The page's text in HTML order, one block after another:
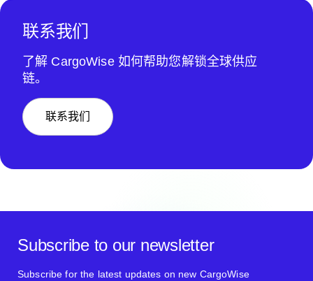
联系我们
了解 CargoWise 如何帮助您解锁全球供应
链。
联系我们
Subscribe to our newsletter
Subscribe for the latest updates on new CargoWise